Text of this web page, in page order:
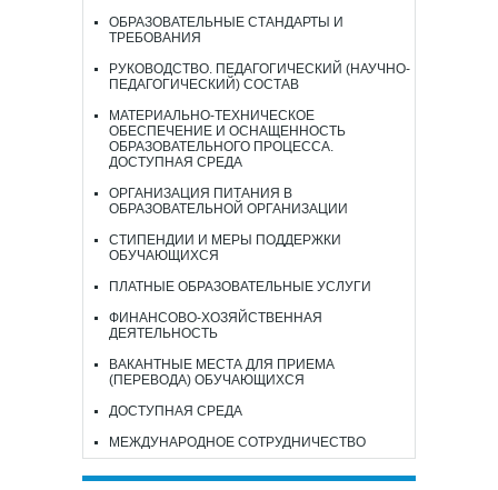
ОБРАЗОВАТЕЛЬНЫЕ СТАНДАРТЫ И
ТРЕБОВАНИЯ
РУКОВОДСТВО. ПЕДАГОГИЧЕСКИЙ (НАУЧНО-
ПЕДАГОГИЧЕСКИЙ) СОСТАВ
МАТЕРИАЛЬНО-ТЕХНИЧЕСКОЕ
ОБЕСПЕЧЕНИЕ И ОСНАЩЕННОСТЬ
ОБРАЗОВАТЕЛЬНОГО ПРОЦЕССА.
ДОСТУПНАЯ СРЕДА
ОРГАНИЗАЦИЯ ПИТАНИЯ В
ОБРАЗОВАТЕЛЬНОЙ ОРГАНИЗАЦИИ
СТИПЕНДИИ И МЕРЫ ПОДДЕРЖКИ
ОБУЧАЮЩИХСЯ
ПЛАТНЫЕ ОБРАЗОВАТЕЛЬНЫЕ УСЛУГИ
ФИНАНСОВО-ХОЗЯЙСТВЕННАЯ
ДЕЯТЕЛЬНОСТЬ
ВАКАНТНЫЕ МЕСТА ДЛЯ ПРИЕМА
(ПЕРЕВОДА) ОБУЧАЮЩИХСЯ
ДОСТУПНАЯ СРЕДА
МЕЖДУНАРОДНОЕ СОТРУДНИЧЕСТВО